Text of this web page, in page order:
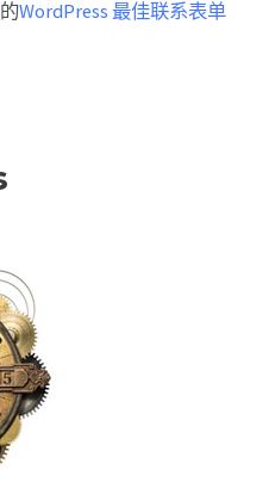
WordPress 最佳联系表单